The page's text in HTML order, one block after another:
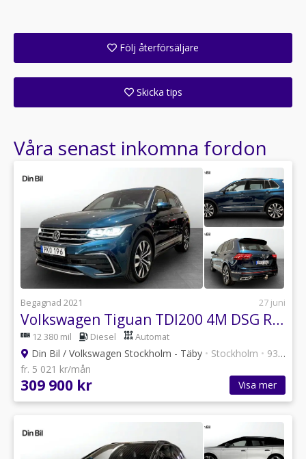
Följ återförsäljare
Skicka tips
Våra senast inkomna fordon
Begagnad 2021 27 juni
Volkswagen Tiguan TDI200 4M DSG R-Line Drag/Värmare/Pano/H&K
12 380 mil Diesel Automat
Din Bil / Volkswagen Stockholm - Täby • Stockholm • 93 annonser
fr. 5 021 kr/mån
309 900 kr Visa mer